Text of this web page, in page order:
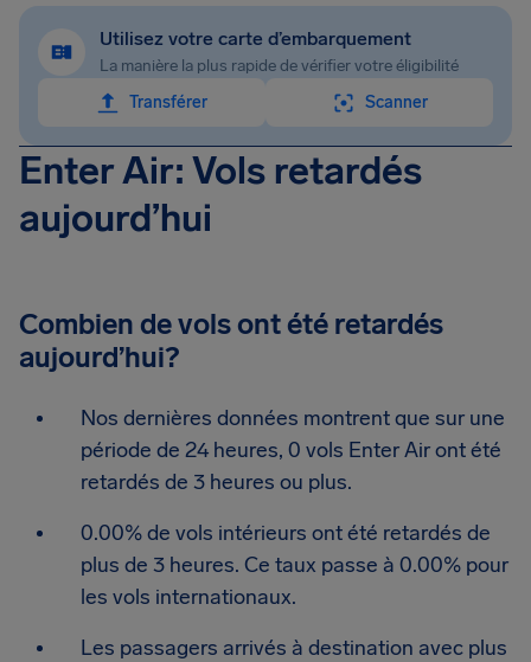
Utilisez votre carte d’embarquement
La manière la plus rapide de vérifier votre éligibilité
Transférer
Scanner
Enter Air: Vols retardés
aujourd’hui
Combien de vols ont été retardés
aujourd’hui?
Nos dernières données montrent que sur une
période de 24 heures, 0 vols Enter Air ont été
retardés de 3 heures ou plus.
0.00% de vols intérieurs ont été retardés de
plus de 3 heures. Ce taux passe à 0.00% pour
les vols internationaux.
Les passagers arrivés à destination avec plus